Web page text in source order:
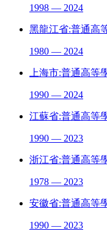
1998 — 2024
黑龍江省:普通高
1980 — 2024
上海市:普通高等
1990 — 2024
江蘇省:普通高等
1990 — 2023
浙江省:普通高等
1978 — 2023
安徽省:普通高等
1990 — 2023